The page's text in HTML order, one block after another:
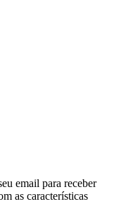
email para receber
as características